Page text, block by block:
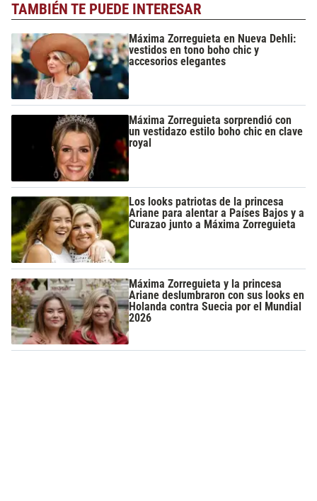
TAMBIÉN TE PUEDE INTERESAR
Máxima Zorreguieta en Nueva Dehli:
vestidos en tono boho chic y
accesorios elegantes
Máxima Zorreguieta sorprendió con
un vestidazo estilo boho chic en clave
royal
Los looks patriotas de la princesa
Ariane para alentar a Países Bajos y a
Curazao junto a Máxima Zorreguieta
Máxima Zorreguieta y la princesa
Ariane deslumbraron con sus looks en
Holanda contra Suecia por el Mundial
2026